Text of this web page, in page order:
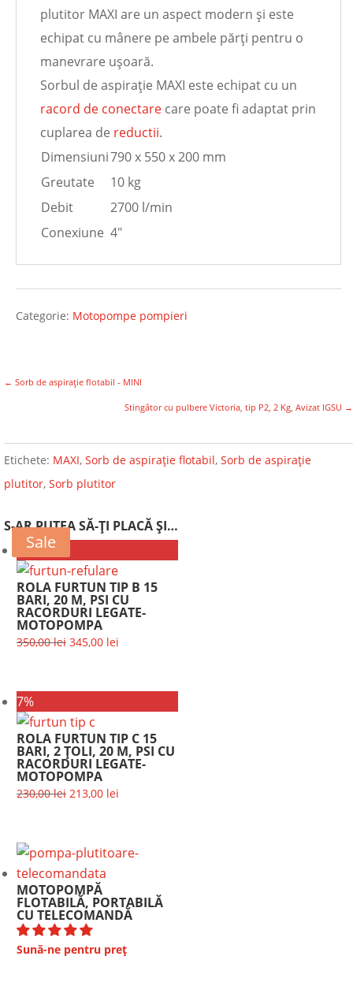
plutitor MAXI are un aspect modern și este
echipat cu mânere pe ambele părți pentru o
manevrare ușoară.
Sorbul de aspirație MAXI este echipat cu un
racord de conectare care poate fi adaptat prin
cuplarea de reductii.
Dimensiuni790 x 550 x 200 mm
Greutate
10 kg
Debit
2700 l/min
Conexiune 4"
Categorie: Motopompe pompieri
← Sorb de aspirație flotabil - MINI
Stingător cu pulbere Victoria, tip P2, 2 Kg, Avizat IGSU →
Etichete: MAXI, Sorb de aspirație flotabil, Sorb de aspirație
plutitor, Sorb plutitor
S-AR PUTEA SĂ-ȚI PLACĂ ȘI…
1%
Sale
ROLA FURTUN TIP B 15
BARI, 20 M, PSI CU
RACORDURI LEGATE-
MOTOPOMPA
350,00lei Prețul
350,00 lei.
345,00 lei
7%
Sale
ROLA FURTUN TIP C 15
BARI, 2 ȚOLI, 20 M, PSI CU
RACORDURI LEGATE-
MOTOPOMPA
230,00lei Prețul
fost:
230,00 lei.
213,00 lei
213,00 lei.
MOTOPOMPĂ
FLOTABILĂ, PORTABILĂ
CU TELECOMANDĂ
Sună-ne pentru preț